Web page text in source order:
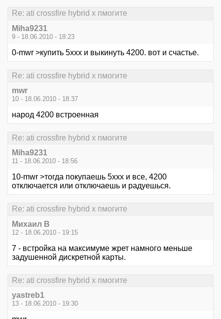
Re: ati crossfire hybrid x пмогите
Miha9231
9 - 18.06.2010 - 18:23
0-mwr >купить 5ххх и выкинуть 4200. вот и счастье.
Re: ati crossfire hybrid x пмогите
mwr
10 - 18.06.2010 - 18:37
народ 4200 встроенная
Re: ati crossfire hybrid x пмогите
Miha9231
11 - 18.06.2010 - 18:56
10-mwr >тогда покупаешь 5ххх и все, 4200
отключается или отключаешь и радуешься.
Re: ati crossfire hybrid x пмогите
Михаил В
12 - 18.06.2010 - 19:15
7 - встройка на максимуме жрет намного меньше
задушенной дискретной карты.
Re: ati crossfire hybrid x пмогите
yastreb1
13 - 18.06.2010 - 19:30